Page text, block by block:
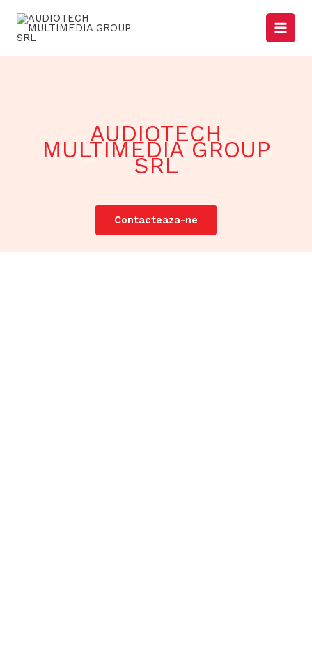
content
AUDIOTECH
MULTIMEDIA GROUP
SRL
Contacteaza-ne